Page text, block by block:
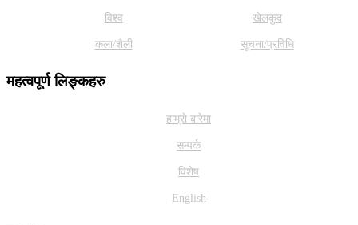
विश्व खेलकुद
कला/शैली सूचना/प्रविधि
महत्वपूर्ण लिङ्कहरु
हाम्राे बारेमा
सम्पर्क
विशेष
English